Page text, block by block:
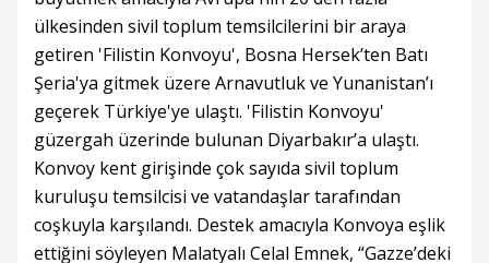
ülkesinden sivil toplum temsilcilerini bir araya
getiren 'Filistin Konvoyu', Bosna Hersek’ten Batı
Şeria'ya gitmek üzere Arnavutluk ve Yunanistan’ı
geçerek Türkiye'ye ulaştı. 'Filistin Konvoyu'
güzergah üzerinde bulunan Diyarbakır’a ulaştı.
Konvoy kent girişinde çok sayıda sivil toplum
kuruluşu temsilcisi ve vatandaşlar tarafından
coşkuyla karşılandı. Destek amacıyla Konvoya eşlik
ettiğini söyleyen Malatyalı Celal Emnek, “Gazze’deki